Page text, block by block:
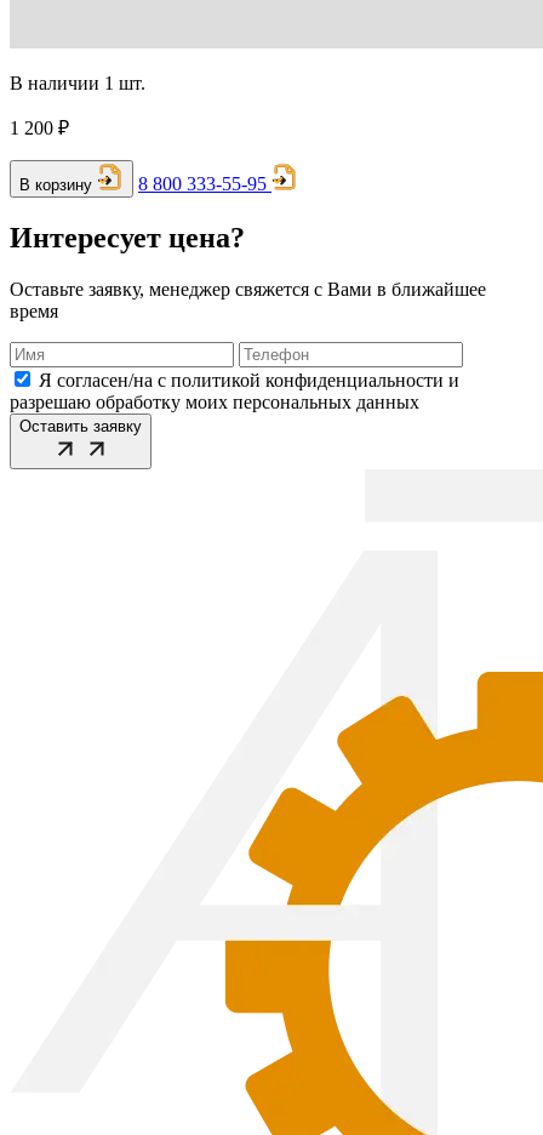
В наличии 1 шт.
1 200 ₽
В корзину 8 800 333-55-95
Интересует цена?
Оставьте заявку, менеджер свяжется с Вами в ближайшее
время
Я согласен/на с политикой конфиденциальности и
разрешаю обработку моих персональных данных
Оставить заявку